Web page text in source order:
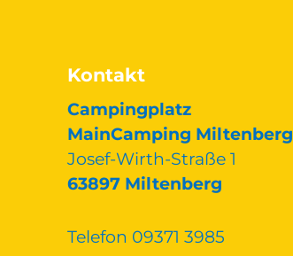
Kontakt
Campingplatz
MainCamping Miltenberg
Josef-Wirth-Straße 1
63897 Miltenberg
Telefon 09371 3985